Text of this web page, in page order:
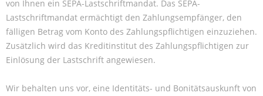
von Ihnen ein SEPA-Lastschriftmandat. Das SEPA-
Lastschriftmandat ermächtigt den Zahlungsempfänger, den
fälligen Betrag vom Konto des Zahlungspflichtigen einzuziehen.
Zusätzlich wird das Kreditinstitut des Zahlungspflichtigen zur
Einlösung der Lastschrift angewiesen.
Wir behalten uns vor, eine Identitäts- und Bonitätsauskunft von